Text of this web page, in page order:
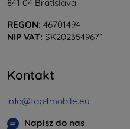
841 04 Bratislava
REGON: 46701494
NIP VAT: SK2023549671
Kontakt
info@top4mobile.eu
Napisz do nas